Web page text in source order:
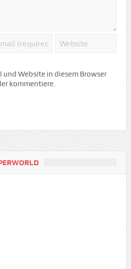
und Website in diesem Browser
kommentiere.